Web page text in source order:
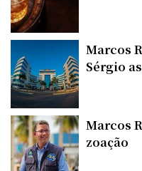
Marcos
Sérgio
Marcos
zoação